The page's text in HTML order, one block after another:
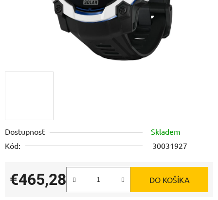
Dostupnosť
Skladem
Kód:
30031927
€465,28
Jednotková cena:
DO KOŠÍKA